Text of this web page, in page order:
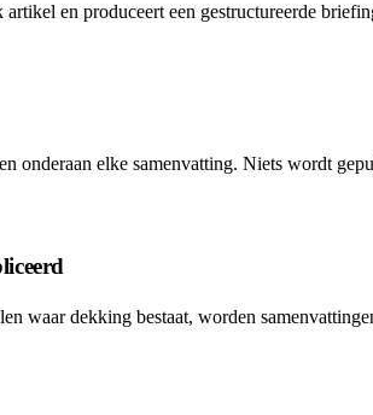
en produceert een gestructureerde
onderaan elke samenvatting. Niets wordt
waar dekking bestaat, worden